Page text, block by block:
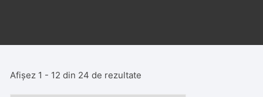
Afișez 1 - 12 din 24 de rezultate